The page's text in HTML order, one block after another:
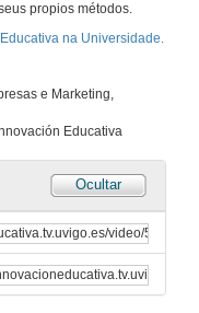
propios métodos.
na Universidade.
e Marketing,
Educativa
Ocultar